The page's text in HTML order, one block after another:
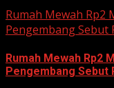
Rumah Mewah Rp2
Pengembang Sebut
Rumah Mewah Rp2
Pengembang Sebut